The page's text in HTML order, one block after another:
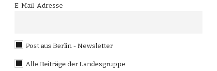
E-Mail-Adresse
Post aus Berlin - Newsletter
Alle Beiträge der Landesgruppe